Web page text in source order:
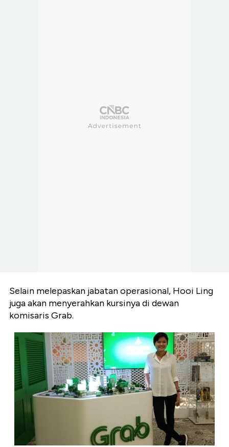
Selain melepaskan jabatan operasional, Hooi Ling
juga akan menyerahkan kursinya di dewan
komisaris Grab.